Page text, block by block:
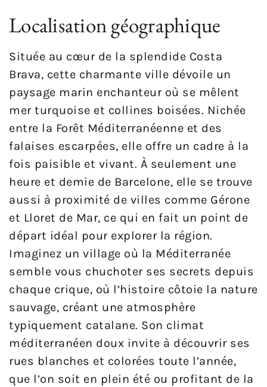
Localisation géographique
Située au cœur de la splendide Costa
Brava, cette charmante ville dévoile un
paysage marin enchanteur où se mêlent
mer turquoise et collines boisées. Nichée
entre la Forêt Méditerranéenne et des
falaises escarpées, elle offre un cadre à la
fois paisible et vivant. À seulement une
heure et demie de Barcelone, elle se trouve
aussi à proximité de villes comme Gérone
et Lloret de Mar, ce qui en fait un point de
départ idéal pour explorer la région.
Imaginez un village où la Méditerranée
semble vous chuchoter ses secrets depuis
chaque crique, où l’histoire côtoie la nature
sauvage, créant une atmosphère
typiquement catalane. Son climat
méditerranéen doux invite à découvrir ses
rues blanches et colorées toute l’année,
que l’on soit en plein été ou profitant de la